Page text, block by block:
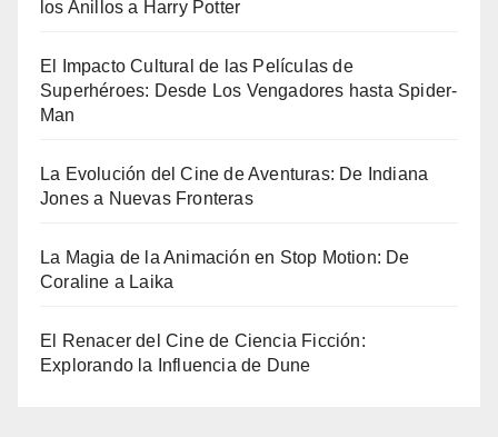
los Anillos a Harry Potter
El Impacto Cultural de las Películas de
Superhéroes: Desde Los Vengadores hasta Spider-
Man
La Evolución del Cine de Aventuras: De Indiana
Jones a Nuevas Fronteras
La Magia de la Animación en Stop Motion: De
Coraline a Laika
El Renacer del Cine de Ciencia Ficción:
Explorando la Influencia de Dune